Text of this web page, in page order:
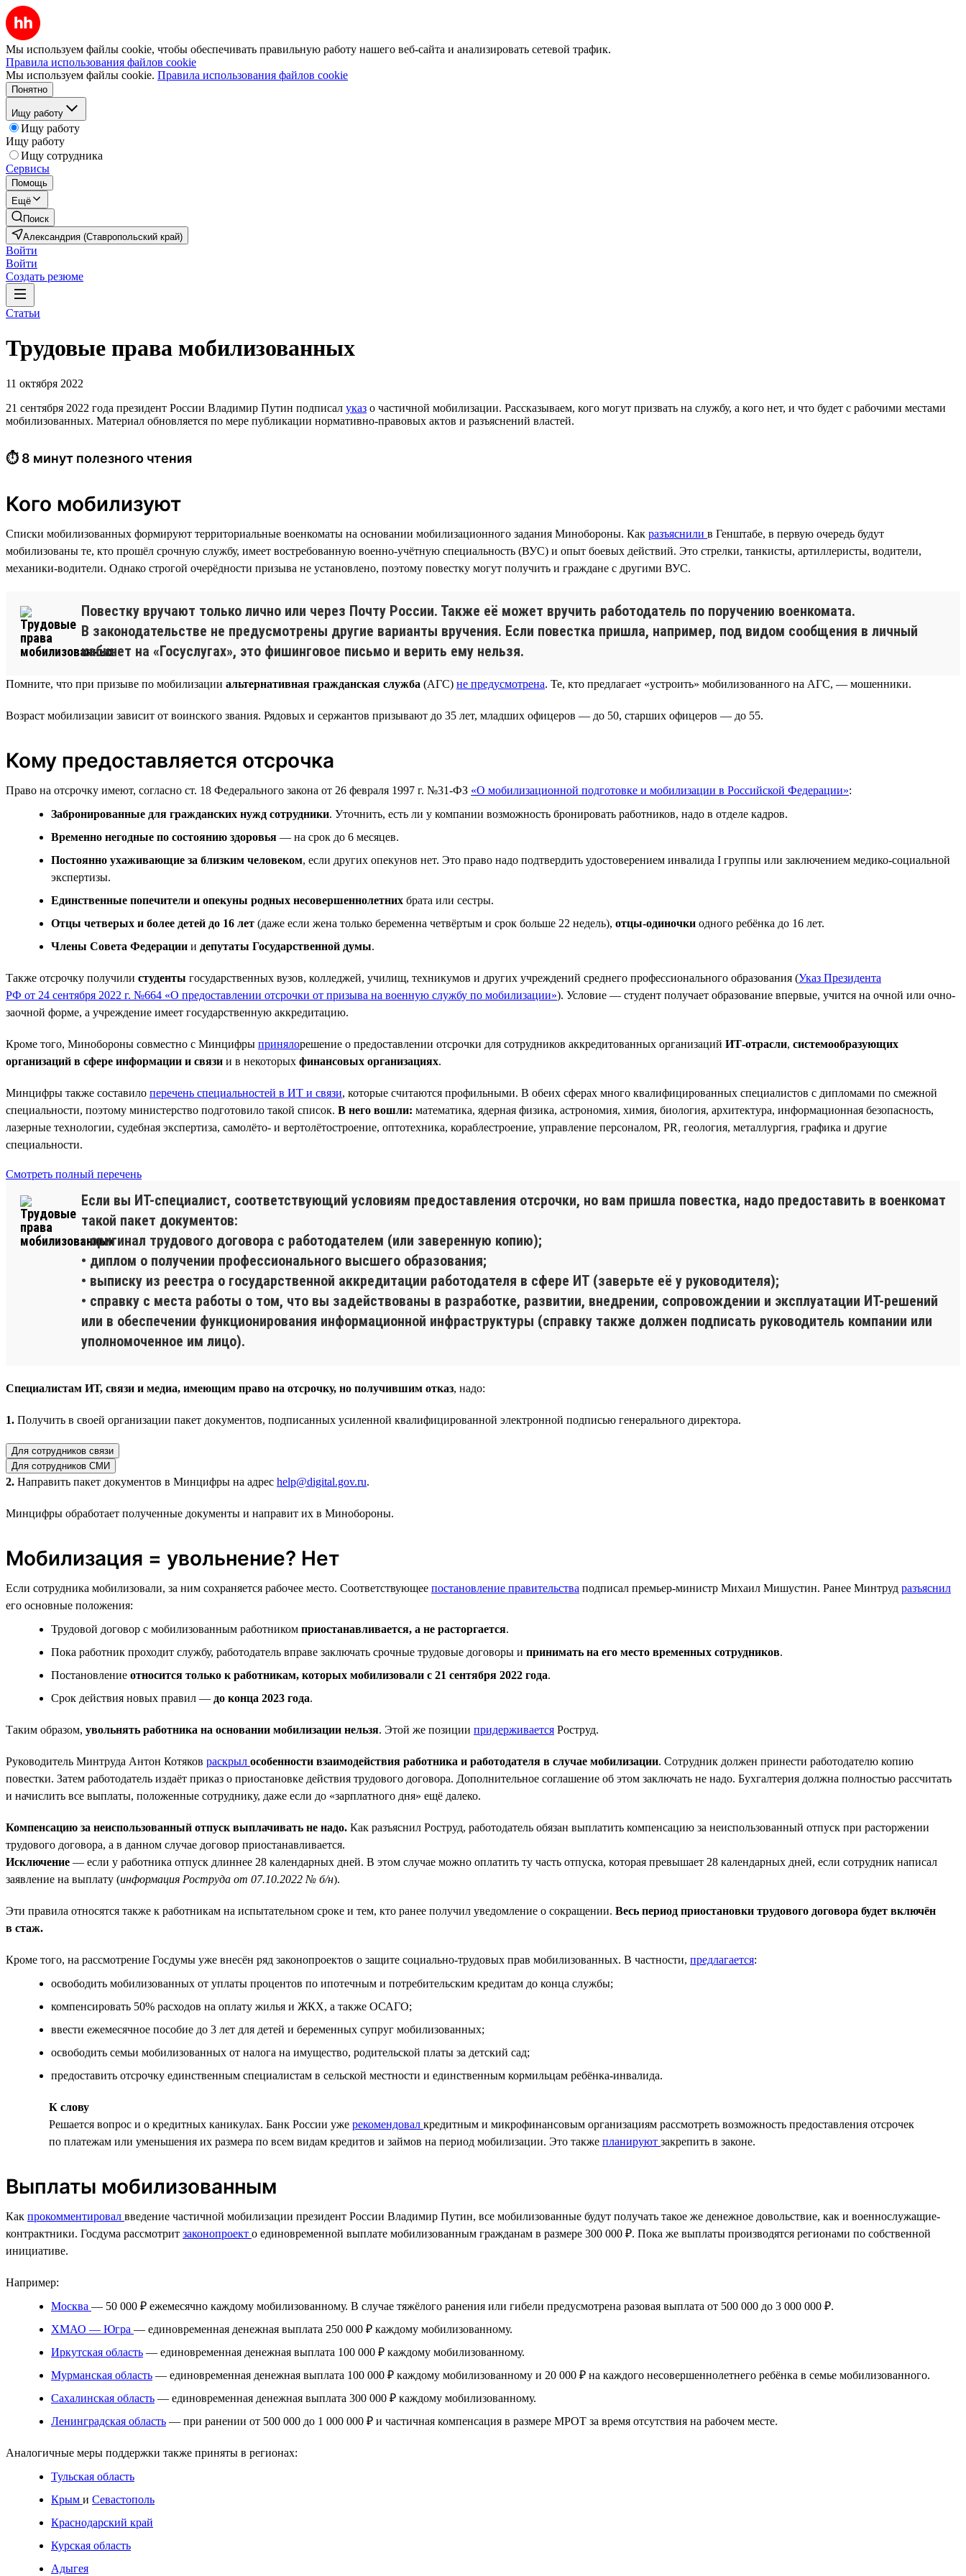
Мы используем файлы cookie, чтобы обеспечивать правильную работу нашего веб-сайта и анализировать сетевой трафик.
Правила использования файлов cookie
Мы используем файлы cookie. Правила использования файлов cookie
Понятно
Ищу работу
Ищу работу
Ищу работу
Ищу сотрудника
Сервисы
Помощь
Ещё
Поиск
Александрия (Ставропольский край)
Войти
Войти
Создать резюме
Статьи
Трудовые права мобилизованных
11 октября 2022
21 сентября 2022 года президент России Владимир Путин подписал указ о частичной мобилизации. Рассказываем, кого могут призвать на службу, а кого нет, и что будет с рабочими местами
мобилизованных. Материал обновляется по мере публикации нормативно-правовых актов и разъяснений властей.
⏱ 8 минут полезного чтения
Кого мобилизуют
Списки мобилизованных формируют территориальные военкоматы на основании мобилизационного задания Минобороны. Как разъяснили в Генштабе, в первую очередь будут
мобилизованы те, кто прошёл срочную службу, имеет востребованную военно-учётную специальность (ВУС) и опыт боевых действий. Это стрелки, танкисты, артиллеристы, водители,
механики-водители. Однако строгой очерёдности призыва не установлено, поэтому повестку могут получить и граждане с другими ВУС.
Повестку вручают только лично или через Почту России. Также её может вручить работодатель по поручению военкомата.
В законодательстве не предусмотрены другие варианты вручения. Если повестка пришла, например, под видом сообщения в личный
кабинет на «Госуслугах», это фишинговое письмо и верить ему нельзя.
Помните, что при призыве по мобилизации альтернативная гражданская служба (АГС) не предусмотрена. Те, кто предлагает «устроить» мобилизованного на АГС, — мошенники.
Возраст мобилизации зависит от воинского звания. Рядовых и сержантов призывают до 35 лет, младших офицеров — до 50, старших офицеров — до 55.
Кому предоставляется отсрочка
Право на отсрочку имеют, согласно ст. 18 Федерального закона от 26 февраля 1997 г. №31-ФЗ «О мобилизационной подготовке и мобилизации в Российской Федерации»:
Забронированные для гражданских нужд сотрудники. Уточнить, есть ли у компании возможность бронировать работников, надо в отделе кадров.
Временно негодные по состоянию здоровья — на срок до 6 месяцев.
Постоянно ухаживающие за близким человеком, если других опекунов нет. Это право надо подтвердить удостоверением инвалида I группы или заключением медико-социальной
экспертизы.
Единственные попечители и опекуны родных несовершеннолетних брата или сестры.
Отцы четверых и более детей до 16 лет (даже если жена только беременна четвёртым и срок больше 22 недель), отцы-одиночки одного ребёнка до 16 лет.
Члены Совета Федерации и депутаты Государственной думы.
Также отсрочку получили студенты государственных вузов, колледжей, училищ, техникумов и других учреждений среднего профессионального образования (Указ Президента
РФ от 24 сентября 2022 г. №664 «О предоставлении отсрочки от призыва на военную службу по мобилизации»). Условие — студент получает образование впервые, учится на очной или очно-
заочной форме, а учреждение имеет государственную аккредитацию.
Кроме того, Минобороны совместно с Минцифры принялорешение о предоставлении отсрочки для сотрудников аккредитованных организаций ИТ-отрасли, системообразующих
организаций в сфере информации и связи и в некоторых финансовых организациях.
Минцифры также составило перечень специальностей в ИТ и связи, которые считаются профильными. В обеих сферах много квалифицированных специалистов с дипломами по смежной
специальности, поэтому министерство подготовило такой список. В него вошли: математика, ядерная физика, астрономия, химия, биология, архитектура, информационная безопасность,
лазерные технологии, судебная экспертиза, самолёто- и вертолётостроение, оптотехника, кораблестроение, управление персоналом, PR, геология, металлургия, графика и другие
специальности.
Смотреть полный перечень
Если вы ИТ-специалист, соответствующий условиям предоставления отсрочки, но вам пришла повестка, надо предоставить в военкомат
такой пакет документов:
• оригинал трудового договора с работодателем (или заверенную копию);
• диплом о получении профессионального высшего образования;
• выписку из реестра о государственной аккредитации работодателя в сфере ИТ (заверьте её у руководителя);
• справку с места работы о том, что вы задействованы в разработке, развитии, внедрении, сопровождении и эксплуатации ИТ-решений
или в обеспечении функционирования информационной инфраструктуры (справку также должен подписать руководитель компании или
уполномоченное им лицо).
Специалистам ИТ, связи и медиа, имеющим право на отсрочку, но получившим отказ, надо:
1. Получить в своей организации пакет документов, подписанных усиленной квалифицированной электронной подписью генерального директора.
Для сотрудников связи
Для сотрудников СМИ
2. Направить пакет документов в Минцифры на адрес help@digital.gov.ru.
Минцифры обработает полученные документы и направит их в Минобороны.
Мобилизация = увольнение? Нет
Если сотрудника мобилизовали, за ним сохраняется рабочее место. Соответствующее постановление правительства подписал премьер-министр Михаил Мишустин. Ранее Минтруд разъяснил
его основные положения:
Трудовой договор с мобилизованным работником приостанавливается, а не расторгается.
Пока работник проходит службу, работодатель вправе заключать срочные трудовые договоры и принимать на его место временных сотрудников.
Постановление относится только к работникам, которых мобилизовали с 21 сентября 2022 года.
Срок действия новых правил — до конца 2023 года.
Таким образом, увольнять работника на основании мобилизации нельзя. Этой же позиции придерживается Роструд.
Руководитель Минтруда Антон Котяков раскрыл особенности взаимодействия работника и работодателя в случае мобилизации. Сотрудник должен принести работодателю копию
повестки. Затем работодатель издаёт приказ о приостановке действия трудового договора. Дополнительное соглашение об этом заключать не надо. Бухгалтерия должна полностью рассчитать
и начислить все выплаты, положенные сотруднику, даже если до «зарплатного дня» ещё далеко.
Компенсацию за неиспользованный отпуск выплачивать не надо. Как разъяснил Роструд, работодатель обязан выплатить компенсацию за неиспользованный отпуск при расторжении
трудового договора, а в данном случае договор приостанавливается.
Исключение — если у работника отпуск длиннее 28 календарных дней. В этом случае можно оплатить ту часть отпуска, которая превышает 28 календарных дней, если сотрудник написал
заявление на выплату (информация Роструда от 07.10.2022 № б/н).
Эти правила относятся также к работникам на испытательном сроке и тем, кто ранее получил уведомление о сокращении. Весь период приостановки трудового договора будет включён
в стаж.
Кроме того, на рассмотрение Госдумы уже внесён ряд законопроектов о защите социально-трудовых прав мобилизованных. В частности, предлагается:
освободить мобилизованных от уплаты процентов по ипотечным и потребительским кредитам до конца службы;
компенсировать 50% расходов на оплату жилья и ЖКХ, а также ОСАГО;
ввести ежемесячное пособие до 3 лет для детей и беременных супруг мобилизованных;
освободить семьи мобилизованных от налога на имущество, родительской платы за детский сад;
предоставить отсрочку единственным специалистам в сельской местности и единственным кормильцам ребёнка-инвалида.
К слову
Решается вопрос и о кредитных каникулах. Банк России уже рекомендовал кредитным и микрофинансовым организациям рассмотреть возможность предоставления отсрочек
по платежам или уменьшения их размера по всем видам кредитов и займов на период мобилизации. Это также планируют закрепить в законе.
Выплаты мобилизованным
Как прокомментировал введение частичной мобилизации президент России Владимир Путин, все мобилизованные будут получать такое же денежное довольствие, как и военнослужащие-
контрактники. Госдума рассмотрит законопроект о единовременной выплате мобилизованным гражданам в размере 300 000 ₽. Пока же выплаты производятся регионами по собственной
инициативе.
Например:
Москва — 50 000 ₽ ежемесячно каждому мобилизованному. В случае тяжёлого ранения или гибели предусмотрена разовая выплата от 500 000 до 3 000 000 ₽.
ХМАО — Югра — единовременная денежная выплата 250 000 ₽ каждому мобилизованному.
Иркутская область — единовременная денежная выплата 100 000 ₽ каждому мобилизованному.
Мурманская область — единовременная денежная выплата 100 000 ₽ каждому мобилизованному и 20 000 ₽ на каждого несовершеннолетнего ребёнка в семье мобилизованного.
Сахалинская область — единовременная денежная выплата 300 000 ₽ каждому мобилизованному.
Ленинградская область — при ранении от 500 000 до 1 000 000 ₽ и частичная компенсация в размере МРОТ за время отсутствия на рабочем месте.
Аналогичные меры поддержки также приняты в регионах:
Тульская область
Крым и Севастополь
Краснодарский край
Курская область
Адыгея